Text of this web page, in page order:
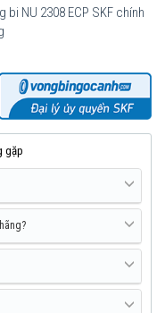
phối bởi Vòng bi Ngọc
bi NU 2308 ECP SKF chính
gặp